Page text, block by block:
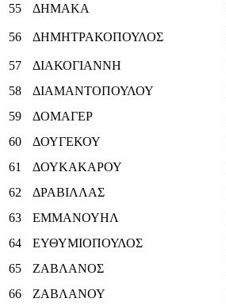
55
ΔΗΜΑΚΑ
56
ΔΗΜΗΤΡΑΚΟΠΟΥΛΟΣ
57
ΔΙΑΚΟΓΙΑΝΝΗ
58
ΔΙΑΜΑΝΤΟΠΟΥΛΟΥ
59
ΔΟΜΑΓΕΡ
60
ΔΟΥΓΕΚΟΥ
61
ΔΟΥΚΑΚΑΡΟΥ
62
ΔΡΑΒΙΛΛΑΣ
63
ΕΜΜΑΝΟΥΗΛ
64
ΕΥΘΥΜΙΟΠΟΥΛΟΣ
65
ΖΑΒΛΑΝΟΣ
66
ΖΑΒΛΑΝΟΥ